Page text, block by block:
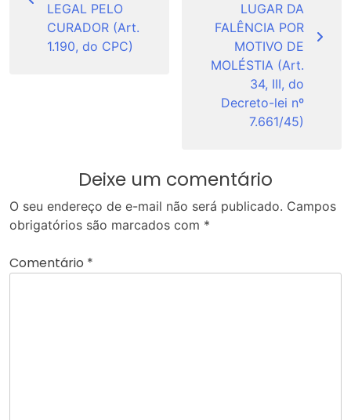
LEGAL PELO
CURADOR (Art.
1.190, do CPC)
LUGAR DA
FALÊNCIA POR
MOTIVO DE
MOLÉSTIA (Art.
34, III, do
Decreto-lei nº
7.661/45)
Deixe um comentário
O seu endereço de e-mail não será publicado. Campos
obrigatórios são marcados com *
Comentário *